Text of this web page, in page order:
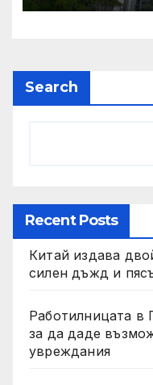
Court по
Search
Recent Posts
Китай издава
силен дъжд и
Работилницата в
за да даде
увреждания